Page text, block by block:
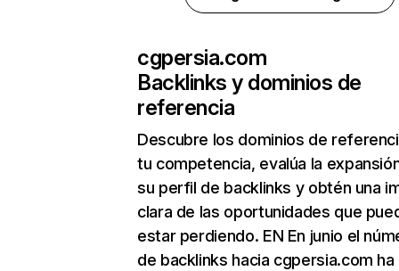
cgpersia.com
Backlinks y dominios de
referencia
Descubre los dominios de
tu competencia, evalúa la
su perfil de backlinks y obtén una
clara de las oportunidades que
estar perdiendo. EN En junio el
de backlinks hacia cgpersia.com ha